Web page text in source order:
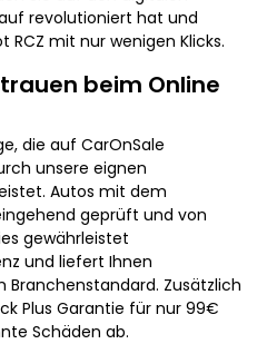
revolutioniert hat und
RCZ mit nur wenigen Klicks.
beim Online
die auf CarOnSale
unsere eignen
Autos mit dem
geprüft und von
gewährleistet
und liefert Ihnen
Branchenstandard. Zusätzlich
Plus Garantie für nur 99€
Schäden ab.